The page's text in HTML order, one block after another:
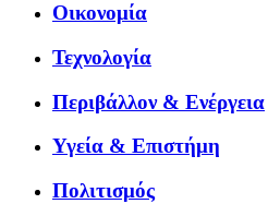
Οικονομία
Τεχνολογία
Περιβάλλον & Ενέργεια
Υγεία & Επιστήμη
Πολιτισμός